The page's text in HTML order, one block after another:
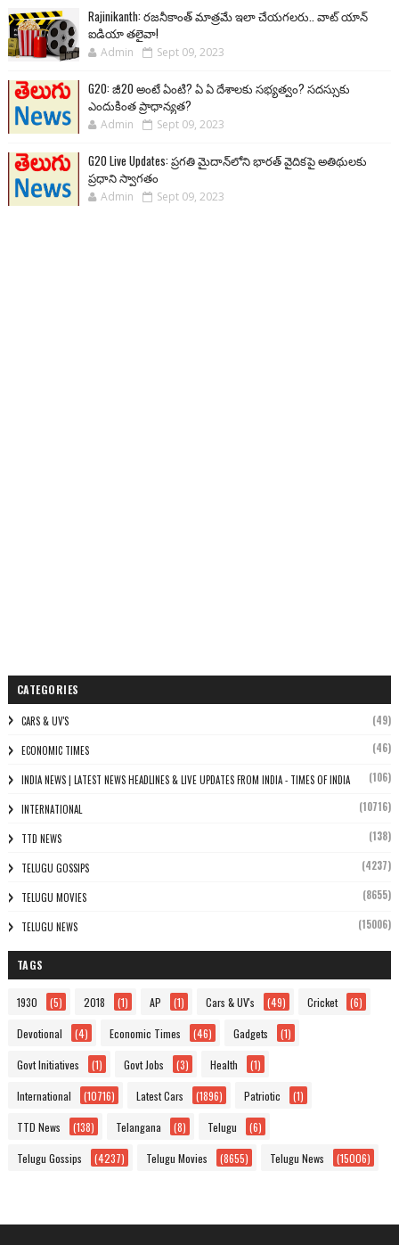
Rajinikanth: రజనీకాంత్ మాత్రమే ఇలా చేయగలరు.. వాట్ యాన్
ఐడియా తలైవా!
Admin Sept 09, 2023
G20: జీ20 అంటే ఏంటి? ఏ ఏ దేశాలకు సభ్యత్వం? సదస్సుకు
ఎందుకింత ప్రాధాన్యత?
Admin Sept 09, 2023
G20 Live Updates: ప్రగతి మైదాన్‌లోని భారత్ వైదికపై అతిథులకు
ప్రధాని స్వాగతం
Admin Sept 09, 2023
CATEGORIES
CARS & UV'S (49)
ECONOMIC TIMES (46)
INDIA NEWS | LATEST NEWS HEADLINES & LIVE UPDATES FROM INDIA - TIMES OF INDIA (106)
INTERNATIONAL (10716)
TTD NEWS (138)
TELUGU GOSSIPS (4237)
TELUGU MOVIES (8655)
TELUGU NEWS (15006)
TAGS
1930 (5) 2018 (1) AP (1) Cars & UV's (49) Cricket (6)
Devotional (4) Economic Times (46) Gadgets (1)
Govt Initiatives (1) Govt Jobs (3) Health (1)
International (10716) Latest Cars (1896) Patriotic (1)
TTD News (138) Telangana (8) Telugu (6)
Telugu Gossips (4237) Telugu Movies (8655) Telugu News (15006)